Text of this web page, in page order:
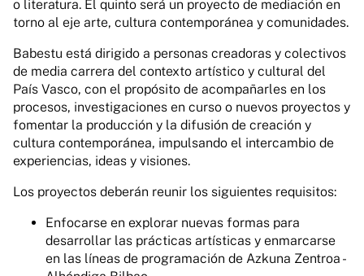
o literatura. El quinto será un proyecto de mediación en
torno al eje arte, cultura contemporánea y comunidades.
Babestu está dirigido a personas creadoras y colectivos
de media carrera del contexto artístico y cultural del
País Vasco, con el propósito de acompañarles en los
procesos, investigaciones en curso o nuevos proyectos y
fomentar la producción y la difusión de creación y
cultura contemporánea, impulsando el intercambio de
experiencias, ideas y visiones.
Los proyectos deberán reunir los siguientes requisitos:
Enfocarse en explorar nuevas formas para
desarrollar las prácticas artísticas y enmarcarse
en las líneas de programación de Azkuna Zentroa -